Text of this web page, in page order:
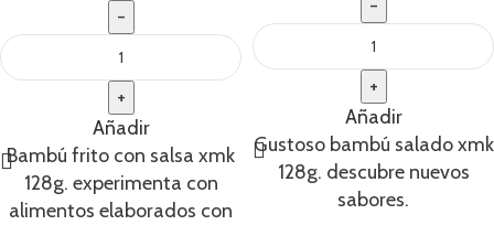
Añadir
Bambú frito con salsa xmk
128g. experimenta con
alimentos elaborados con
Añadir
Gustoso bambú salado xmk
128g. descubre nuevos
sabores.